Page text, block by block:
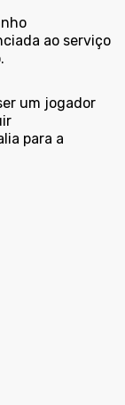
ao serviço
um jogador
para a